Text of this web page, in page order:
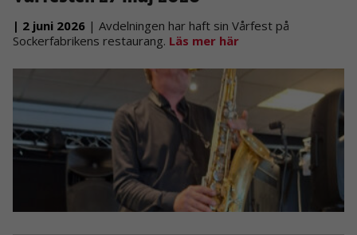
| 2 juni 2026 | Avdelningen har haft sin Vårfest på
Sockerfabrikens restaurang. Läs mer här
Nödvändiga
Dessa kakor
går inte att
välja bort. De
behövs för att
hemsidan
över huvud
taget ska